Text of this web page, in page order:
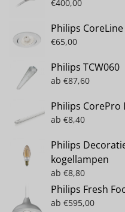
€400,00
Philips
€65,00
Philips TCW060
ab €87,60
Philips CorePro
ab €8,40
Philips
kogellampen
ab €8,80
Philips Fresh
ab €595,00